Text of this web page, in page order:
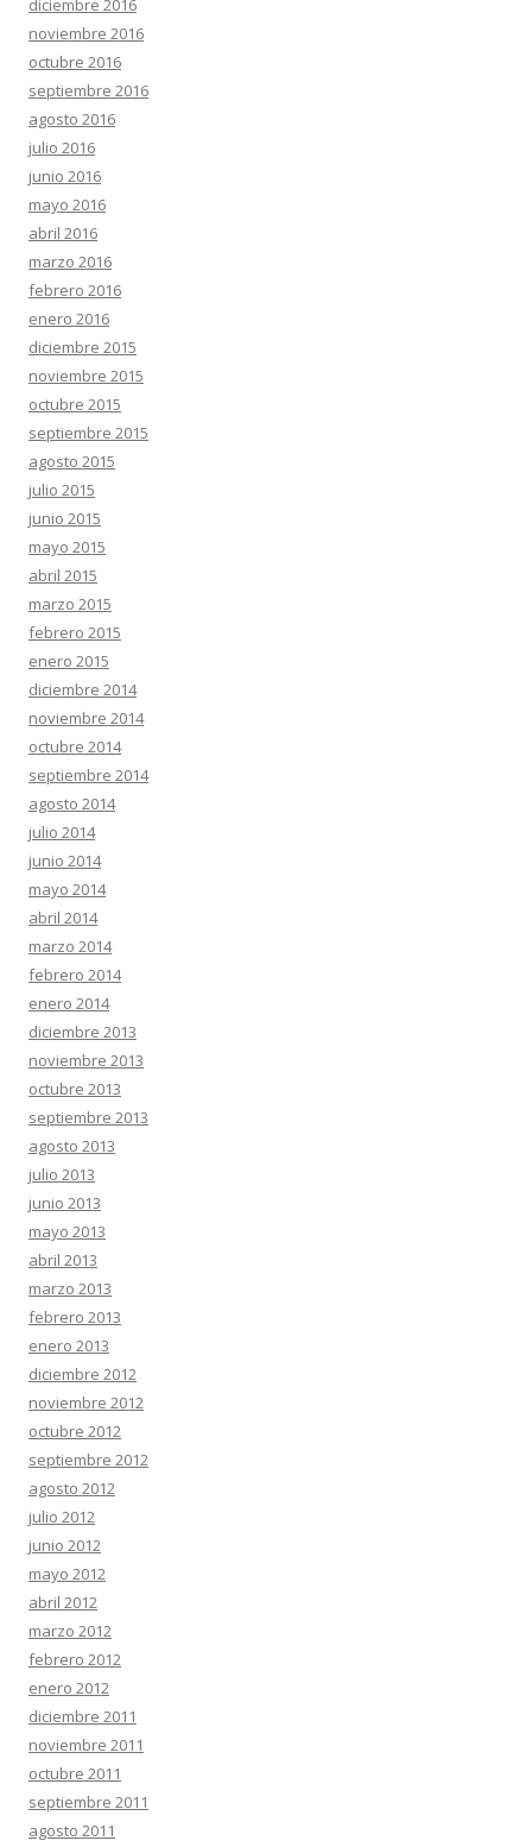
diciembre 2016
noviembre 2016
octubre 2016
septiembre 2016
agosto 2016
julio 2016
junio 2016
mayo 2016
abril 2016
marzo 2016
febrero 2016
enero 2016
diciembre 2015
noviembre 2015
octubre 2015
septiembre 2015
agosto 2015
julio 2015
junio 2015
mayo 2015
abril 2015
marzo 2015
febrero 2015
enero 2015
diciembre 2014
noviembre 2014
octubre 2014
septiembre 2014
agosto 2014
julio 2014
junio 2014
mayo 2014
abril 2014
marzo 2014
febrero 2014
enero 2014
diciembre 2013
noviembre 2013
octubre 2013
septiembre 2013
agosto 2013
julio 2013
junio 2013
mayo 2013
abril 2013
marzo 2013
febrero 2013
enero 2013
diciembre 2012
noviembre 2012
octubre 2012
septiembre 2012
agosto 2012
julio 2012
junio 2012
mayo 2012
abril 2012
marzo 2012
febrero 2012
enero 2012
diciembre 2011
noviembre 2011
octubre 2011
septiembre 2011
agosto 2011